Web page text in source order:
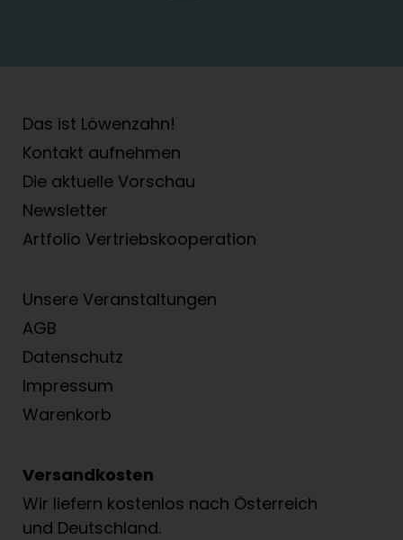
Das ist Löwenzahn!
Kontakt aufnehmen
Die aktuelle Vorschau
Newsletter
Artfolio Vertriebs­kooperation
Unsere Veranstaltungen
AGB
Datenschutz
Impressum
Warenkorb
Versandkosten
Wir liefern kostenlos nach Österreich
und Deutschland.